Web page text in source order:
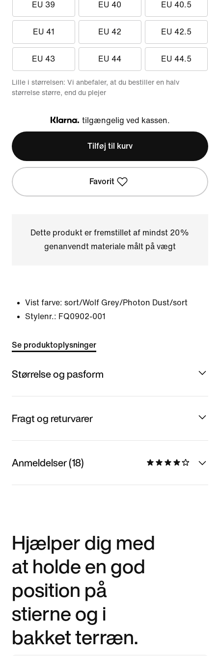
EU 39 EU 40 EU 40.5
EU 41 EU 42 EU 42.5
EU 43 EU 44 EU 44.5
Lille i størrelsen: Vi anbefaler, at du bestiller en halv
størrelse større, end du plejer
Klarna
tilgængelig ved kassen.
Tilføj til kurv
Favorit
Dette produkt er fremstillet af mindst 20%
genanvendt materiale målt på vægt
Vist farve: sort/Wolf Grey/Photon Dust/sort
Stylenr.: FQ0902-001
Se produktoplysninger
Størrelse og pasform
Fragt og returvarer
Anmeldelser (18)
Hjælper dig med
at holde en god
position på
stierne og i
bakket terræn.